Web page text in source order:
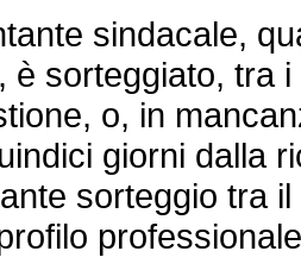
sindacale,
è sorteggiato, tra
o, in
giorni dalla
sorteggio tra